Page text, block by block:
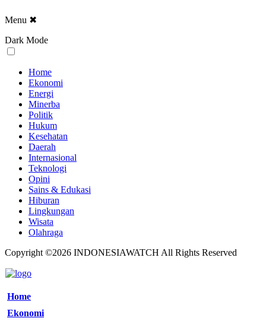
Menu ✖
Dark Mode
Home
Ekonomi
Energi
Minerba
Politik
Hukum
Kesehatan
Daerah
Internasional
Teknologi
Opini
Sains & Edukasi
Hiburan
Lingkungan
Wisata
Olahraga
Copyright ©2026 INDONESIAWATCH All Rights Reserved
Home
Ekonomi